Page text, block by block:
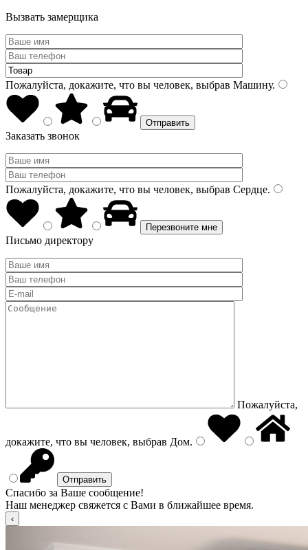
Вызвать замерщика
Пожалуйста, докажите, что вы человек, выбрав Машину.
Заказать звонок
Пожалуйста, докажите, что вы человек, выбрав Сердце.
Письмо директору
Пожалуйста,
докажите, что вы человек, выбрав Дом.
Спасибо за Ваше сообщение!
Наш менеджер свяжется с Вами в ближайшее время.